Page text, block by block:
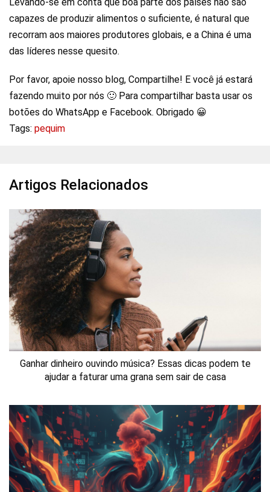
capazes de produzir alimentos o suficiente, é natural que
recorram aos maiores produtores globais, e a China é uma
das líderes nesse quesito.
Por favor, apoie nosso blog, Compartilhe! E você já estará
fazendo muito por nós 🙂 Para compartilhar basta usar os
botões do WhatsApp e Facebook. Obrigado 😀
Tags: pequim
Artigos Relacionados
Ganhar dinheiro ouvindo música? Essas dicas podem te
ajudar a faturar uma grana sem sair de casa